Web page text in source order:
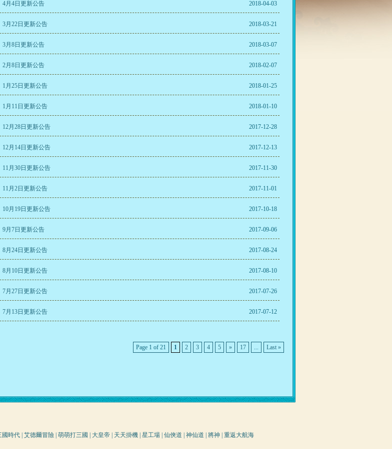
2018-04-03
4月4日更新公告
2018-03-21
3月22日更新公告
2018-03-07
3月8日更新公告
2018-02-07
2月8日更新公告
2018-01-25
1月25日更新公告
2018-01-10
1月11日更新公告
2017-12-28
12月28日更新公告
2017-12-13
12月14日更新公告
2017-11-30
11月30日更新公告
2017-11-01
11月2日更新公告
2017-10-18
10月19日更新公告
2017-09-06
9月7日更新公告
2017-08-24
8月24日更新公告
2017-08-10
8月10日更新公告
2017-07-26
7月27日更新公告
2017-07-12
7月13日更新公告
Page 1 of 21 1 2 3 4 5 » 17 ... Last »
國時代 艾德爾冒險 萌萌打三國 大皇帝 天天掛機 星工場 仙俠道 神仙道 將神 重返大航海